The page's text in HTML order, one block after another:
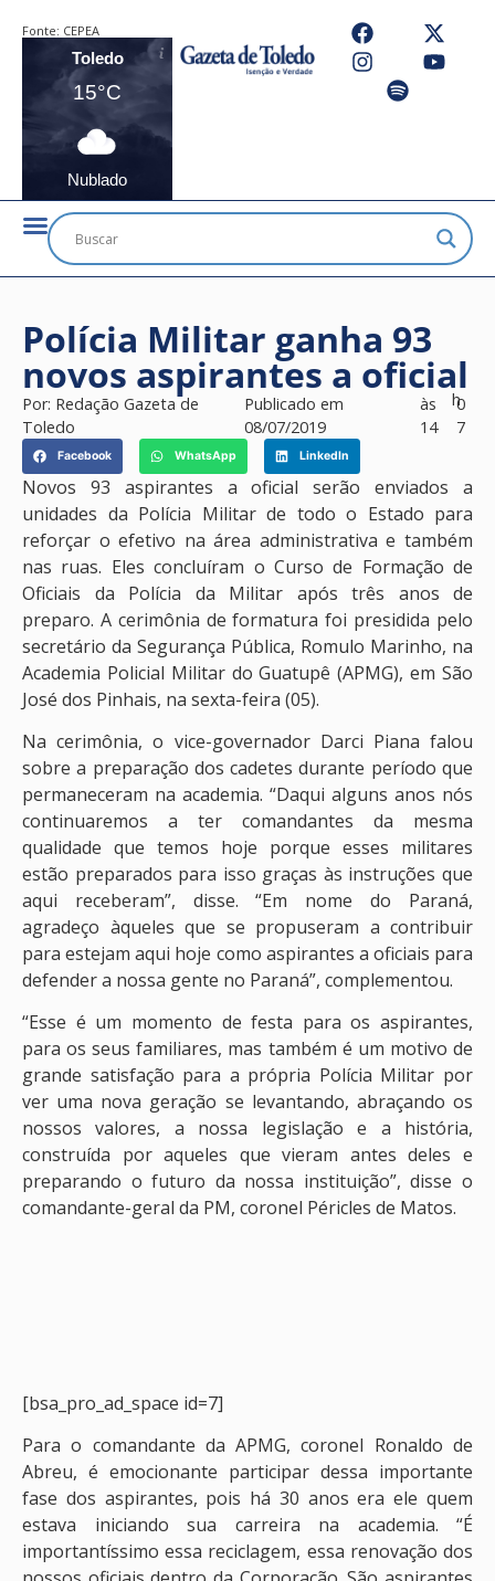
Fonte: CEPEA
Toledo
15°C
Nublado
Polícia Militar ganha 93
novos aspirantes a oficial
Por: Redação Gazeta de
Toledo
Publicado em
08/07/2019
às
14
h0
7
Facebook WhatsApp LinkedIn
Novos 93 aspirantes a oficial serão enviados a
unidades da Polícia Militar de todo o Estado para
reforçar o efetivo na área administrativa e também
nas ruas. Eles concluíram o Curso de Formação de
Oficiais da Polícia da Militar após três anos de
preparo. A cerimônia de formatura foi presidida pelo
secretário da Segurança Pública, Romulo Marinho, na
Academia Policial Militar do Guatupê (APMG), em São
José dos Pinhais, na sexta-feira (05).
Na cerimônia, o vice-governador Darci Piana falou
sobre a preparação dos cadetes durante período que
permaneceram na academia. “Daqui alguns anos nós
continuaremos a ter comandantes da mesma
qualidade que temos hoje porque esses militares
estão preparados para isso graças às instruções que
aqui receberam”, disse. “Em nome do Paraná,
agradeço àqueles que se propuseram a contribuir
para estejam aqui hoje como aspirantes a oficiais para
defender a nossa gente no Paraná”, complementou.
“Esse é um momento de festa para os aspirantes,
para os seus familiares, mas também é um motivo de
grande satisfação para a própria Polícia Militar por
ver uma nova geração se levantando, abraçando os
nossos valores, a nossa legislação e a história,
construída por aqueles que vieram antes deles e
preparando o futuro da nossa instituição”, disse o
comandante-geral da PM, coronel Péricles de Matos.
[bsa_pro_ad_space id=7]
Para o comandante da APMG, coronel Ronaldo de
Abreu, é emocionante participar dessa importante
fase dos aspirantes, pois há 30 anos era ele quem
estava iniciando sua carreira na academia. “É
importantíssimo essa reciclagem, essa renovação dos